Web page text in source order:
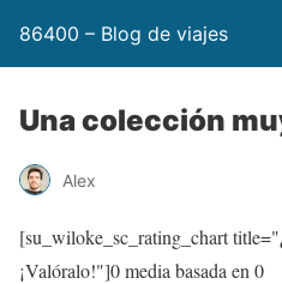
86400 – Blog de viajes
Una colección
Alex
[su_wiloke_sc_rating_chart
¡Valóralo!"]0media basada en 0